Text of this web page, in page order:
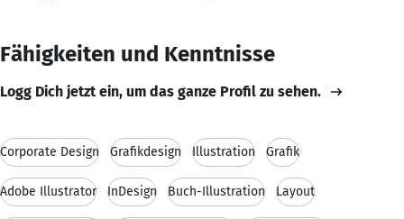
Fähigkeiten und Kenntnisse
Logg Dich jetzt ein, um das ganze Profil zu sehen.
Corporate Design Grafikdesign Illustration Grafik
Adobe Illustrator InDesign Buch-Illustration Layout